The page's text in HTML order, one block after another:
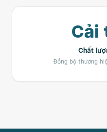
Cải
Chất
Đồng bộ thương